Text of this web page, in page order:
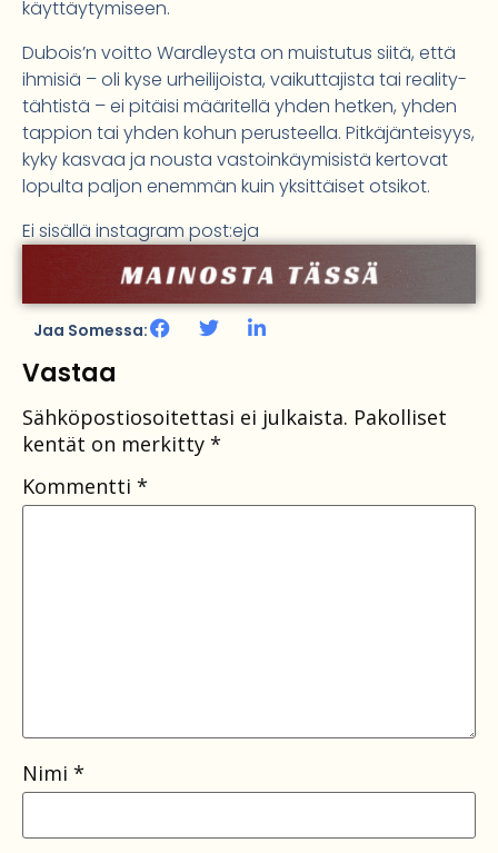
käyttäytymiseen.
Dubois’n voitto Wardleysta on muistutus siitä, että
ihmisiä – oli kyse urheilijoista, vaikuttajista tai reality-
tähtistä – ei pitäisi määritellä yhden hetken, yhden
tappion tai yhden kohun perusteella. Pitkäjänteisyys,
kyky kasvaa ja nousta vastoinkäymisistä kertovat
lopulta paljon enemmän kuin yksittäiset otsikot.
Ei sisällä instagram post:eja
Jaa Somessa:
Vastaa
Sähköpostiosoitettasi ei julkaista. Pakolliset
kentät on merkitty *
Kommentti *
Nimi *